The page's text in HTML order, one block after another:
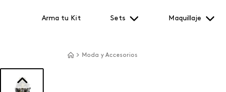
Arma tu Kit Sets Maquillaje
Moda y Accesorios